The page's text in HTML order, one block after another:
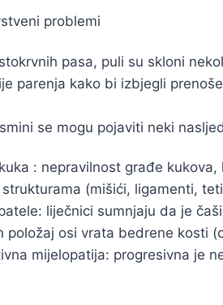
problemi
pasa, puli su skloni
parenja kako bi izbjegli
se mogu pojaviti neki
: nepravilnost građe
(mišići, ligamenti,
liječnici sumnjaju da je
položaj osi vrata bedrene kosti
mijelopatija: progresivna je